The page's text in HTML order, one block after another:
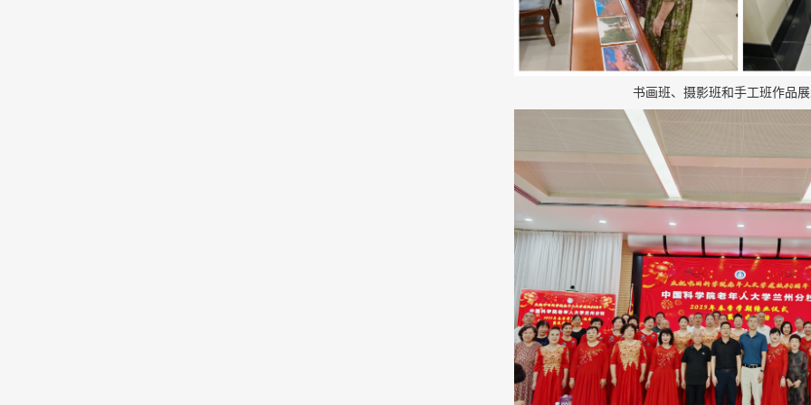
书画班、摄影班和手工班作品